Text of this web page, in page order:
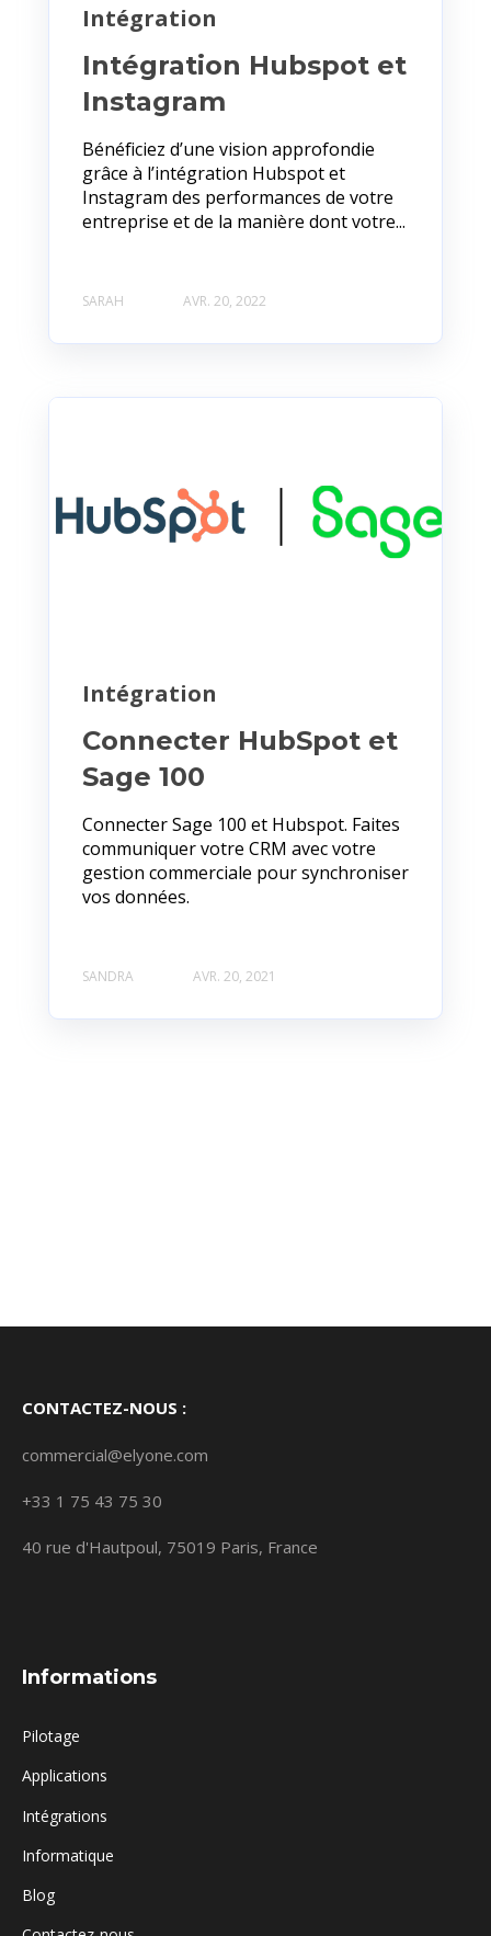
Intégration
Intégration Hubspot et
Instagram
Bénéficiez d’une vision approfondie
grâce à l’intégration Hubspot et
Instagram des performances de votre
entreprise et de la manière dont votre...
SARAH AVR. 20, 2022
Intégration
Connecter HubSpot et
Sage 100
Connecter Sage 100 et Hubspot. Faites
communiquer votre CRM avec votre
gestion commerciale pour synchroniser
vos données.
SANDRA AVR. 20, 2021
CONTACTEZ-NOUS :
commercial@elyone.com
+33 1 75 43 75 30
40 rue d'Hautpoul, 75019 Paris, France
Informations
Pilotage
Applications
Intégrations
Informatique
Blog